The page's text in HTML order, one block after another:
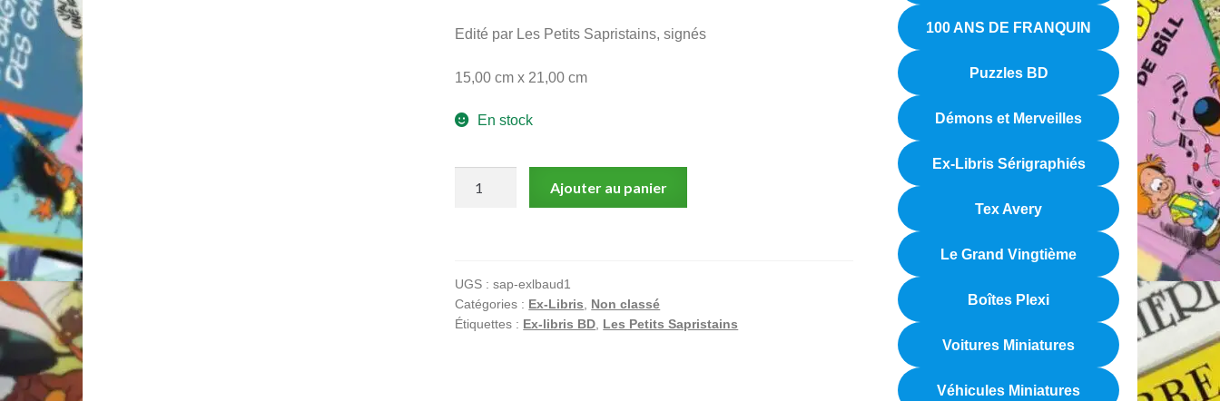
Edité par Les Petits Sapristains, signés
15,00 cm x 21,00 cm
En stock
libris
offset
signé,
Ajouter au panier
UGS :sap-exlbaud1
Catégories : Ex-Libris
Non classé
Étiquettes : Ex-libris BD Les Petits Sapristains
100 ANS DE FRANQUIN
Puzzles BD
Démons et Merveilles
Ex-Libris Sérigraphiés
Tex Avery
Le Grand Vingtième
Boîtes Plexi
Voitures Miniatures
Véhicules Miniatures